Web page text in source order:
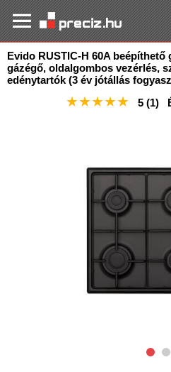
Evido RUSTIC-H 60A beépíthető
gázégő, oldalgombos vezérlés,
edénytartók (3 év jótállás
★★★★★ 5 (1)